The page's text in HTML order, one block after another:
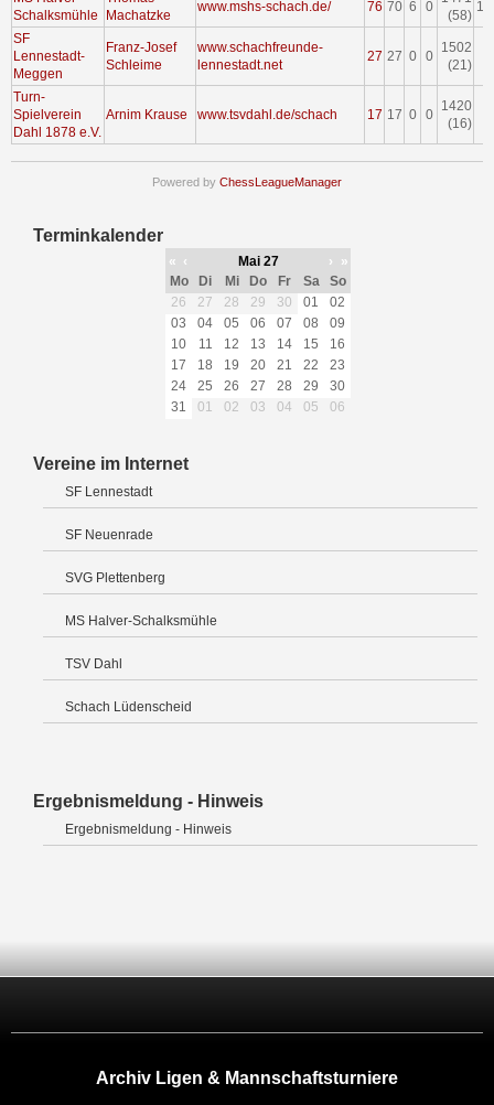
Schalksmühle
Machatzke
www.mshs-schach.de/ 76 70 6 0
(58)
SF
Lennestadt-
Meggen
Franz-Josef
Schleime
www.schachfreunde-
lennestadt.net
27 27 0 0
1502
(21)
Turn-
Spielverein
Dahl 1878 e.V.
Arnim Krause www.tsvdahl.de/schach 17 17 0 0
1420
(16)
Powered by ChessLeagueManager
Terminkalender
« ‹ Mai 27 ›
»
Mo
Di Mi Do Fr Sa
So
26
27 28 29 30 01
02
03
04 05 06 07 08
09
10
11 12 13 14 15
16
17
18 19 20 21 22
23
24
25 26 27 28 29
30
31
01 02 03 04 05 06
Vereine im Internet
SF Lennestadt
SF Neuenrade
SVG Plettenberg
MS Halver-Schalksmühle
TSV Dahl
Schach Lüdenscheid
Ergebnismeldung - Hinweis
Ergebnismeldung - Hinweis
Archiv Ligen & Mannschaftsturniere